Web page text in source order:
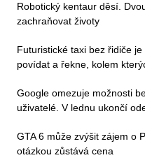
Robotický kentaur děsí.
zachraňovat životy
Futuristické taxi bez řidiče
povídat a řekne, kolem
Google omezuje možnosti
uživatelé. V lednu ukončí
GTA 6 může zvýšit zájem o
otázkou zůstává cena